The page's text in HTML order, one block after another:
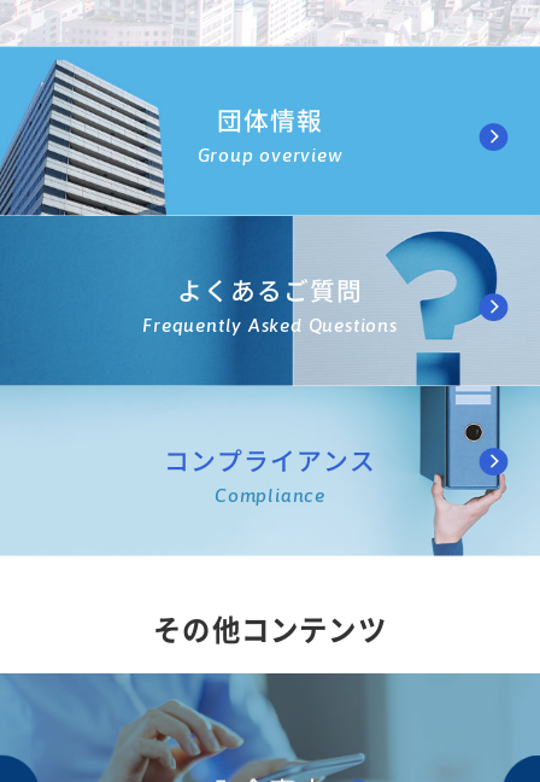
団体情報
Group overview
よくあるご質問
Frequently Asked Questions
コンプライアンス
Compliance
その他コンテンツ